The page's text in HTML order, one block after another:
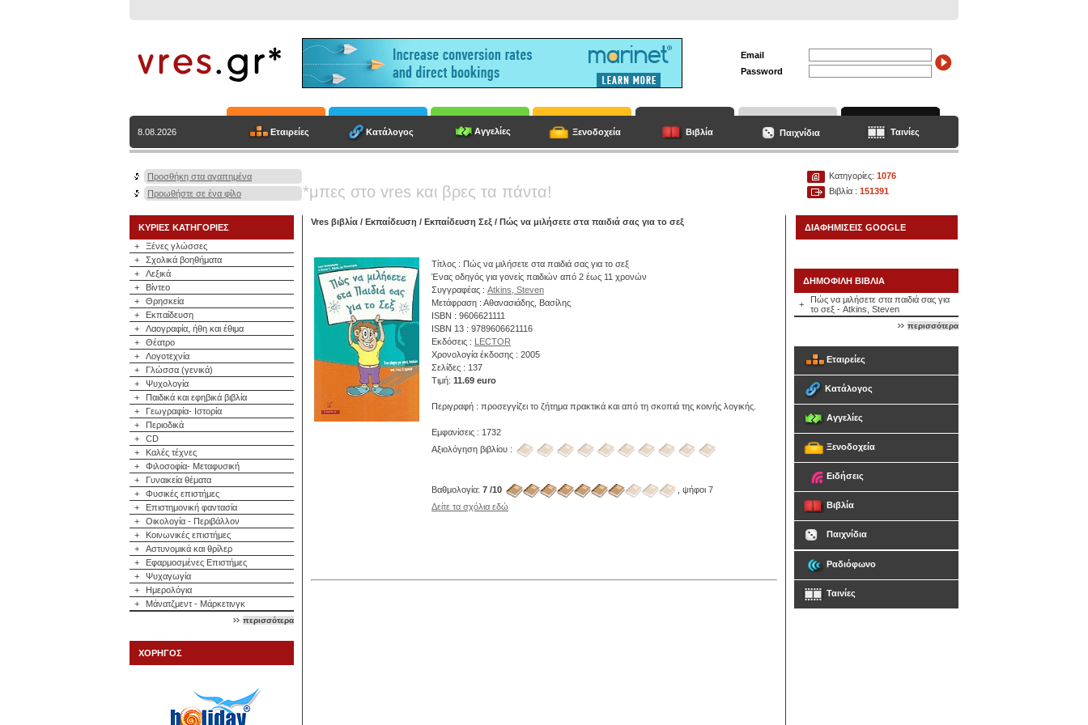
Email
Password
8.08.2026 Εταιρείες Κατάλογος Αγγελίες Ξενοδοχεία Βιβλία Παιχνίδια Ταινίες
Προσθήκη στα αγαπημένα
Προωθήστε σε ένα φίλο
*μπες στο vres και βρες τα πάντα!
Κατηγορίες: 1076
Βιβλία : 151391
ΚΥΡΙΕΣ ΚΑΤΗΓΟΡΙΕΣ
+
Ξένες γλώσσες
+
Σχολικά βοηθήματα
+
Λεξικά
+
Βίντεο
+
Θρησκεία
+
Εκπαίδευση
+
Λαογραφία, ήθη και έθιμα
+
Θέατρο
+
Λογοτεχνία
+
Γλώσσα (γενικά)
+
Ψυχολογία
+
Παιδικά και εφηβικά βιβλία
+
Γεωγραφία- Ιστορία
+
Περιοδικά
+
CD
+
Καλές τέχνες
+
Φιλοσοφία- Μεταφυσική
+
Γυναικεία θέματα
+
Φυσικές επιστήμες
+
Επιστημονική φαντασία
+
Οικολογία - Περιβάλλον
+
Κοινωνικές επιστήμες
+
Αστυνομικά και θρίλερ
+
Εφαρμοσμένες Επιστήμες
+
Ψυχαγωγία
+
Ημερολόγια
+
Μάνατζμεντ - Μάρκετινγκ
περισσότερα
ΧΟΡΗΓΟΣ
Vres βιβλία / Εκπαίδευση / Εκπαίδευση Σεξ / Πώς να μιλήσετε στα παιδιά σας για το σεξ
Τίτλος : Πώς να μιλήσετε στα παιδιά σας για το σεξ
Ένας οδηγός για γονείς παιδιών από 2 έως 11 χρονών
Συγγραφέας : Atkins, Steven
Μετάφραση : Αθανασιάδης, Βασίλης
ISBN : 9606621111
ISBN 13 : 9789606621116
Εκδόσεις : LECTOR
Χρονολογία έκδοσης : 2005
Σελίδες : 137
Τιμή: 11.69 euro
Περιγραφή : προσεγγίζει το ζήτημα πρακτικά και από τη σκοπιά της κοινής λογικής.
Εμφανίσεις : 1732
Αξιολόγηση βιβλίου :
Βαθμολογία: 7 /10
, ψήφοι 7
Δείτε τα σχόλια εδώ
ΔΙΑΦΗΜΙΣΕΙΣ GOOGLE
ΔΗΜΟΦΙΛΗ ΒΙΒΛΙΑ
+
Πώς να μιλήσετε στα παιδιά σας για
το σεξ - Atkins, Steven
περισσότερα
Εταιρείες
Κατάλογος
Αγγελίες
Ξενοδοχεία
Ειδήσεις
Βιβλία
Παιχνίδια
Ραδιόφωνο
Ταινίες